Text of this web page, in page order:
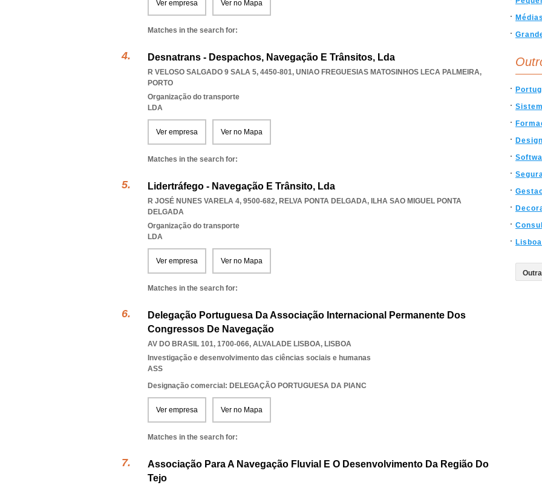
Ver empresa Ver no Mapa
Matches in the search for:
Desnatrans - Despachos, Navegação E Trânsitos, Lda
R VELOSO SALGADO 9 SALA 5, 4450-801, UNIAO FREGUESIAS MATOSINHOS LECA PALMEIRA,
PORTO
Organização do transporte
LDA
Ver empresa Ver no Mapa
Matches in the search for:
Lidertráfego - Navegação E Trânsito, Lda
R JOSÉ NUNES VARELA 4, 9500-682, RELVA PONTA DELGADA, ILHA SAO MIGUEL PONTA
DELGADA
Organização do transporte
LDA
Ver empresa Ver no Mapa
Matches in the search for:
Delegação Portuguesa Da Associação Internacional Permanente Dos
Congressos De Navegação
AV DO BRASIL 101, 1700-066, ALVALADE LISBOA, LISBOA
Investigação e desenvolvimento das ciências sociais e humanas
ASS
Designação comercial: DELEGAÇÃO PORTUGUESA DA PIANC
Ver empresa Ver no Mapa
Matches in the search for:
Associação Para A Navegação Fluvial E O Desenvolvimento Da Região Do
Tejo
Médias
Design
Lisboa